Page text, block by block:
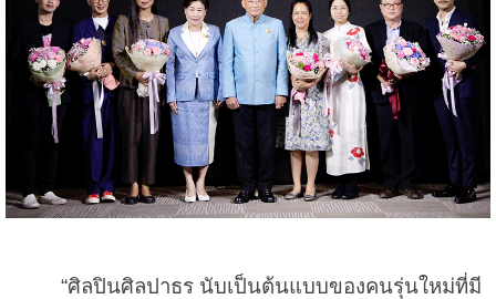
“ศิลปินศิลปาธร นับเป็นต้นแบบของคนรุ่นใหม่ที่มี